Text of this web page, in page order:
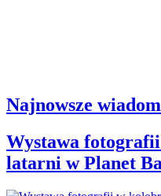
Najnowsze
Wystawa
latarni w Planet